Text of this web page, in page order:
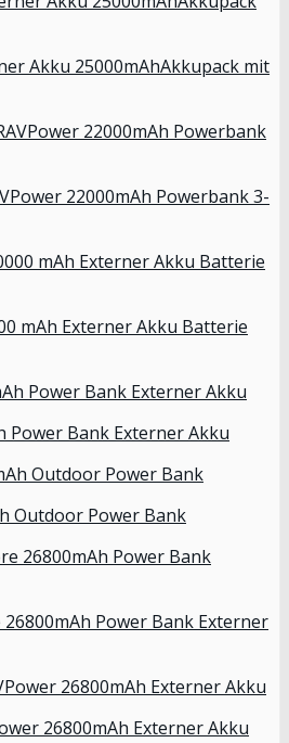
Akku 25000mAhAkkupack mit
22000mAh Powerbank 3-
mAh Externer Akku Batterie
Power Bank Externer Akku
Outdoor Power Bank
Power Bank Externer
26800mAh Externer Akku